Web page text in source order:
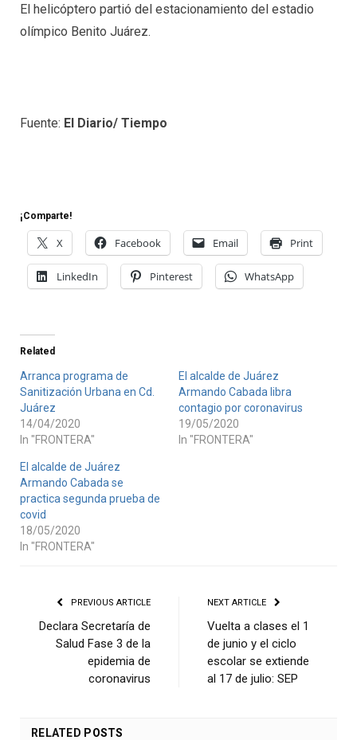
El helicóptero partió del estacionamiento del estadio
olímpico Benito Juárez.
Fuente: El Diario/ Tiempo
¡Comparte!
X Facebook Email Print
LinkedIn Pinterest WhatsApp
Related
Arranca programa de
Sanitización Urbana en Cd.
Juárez
14/04/2020
In "FRONTERA"
El alcalde de Juárez
Armando Cabada libra
contagio por coronavirus
19/05/2020
In "FRONTERA"
El alcalde de Juárez
Armando Cabada se
practica segunda prueba de
covid
18/05/2020
In "FRONTERA"
PREVIOUS ARTICLE
Declara Secretaría de
Salud Fase 3 de la
epidemia de
coronavirus
NEXT ARTICLE
Vuelta a clases el 1
de junio y el ciclo
escolar se extiende
al 17 de julio: SEP
RELATED POSTS